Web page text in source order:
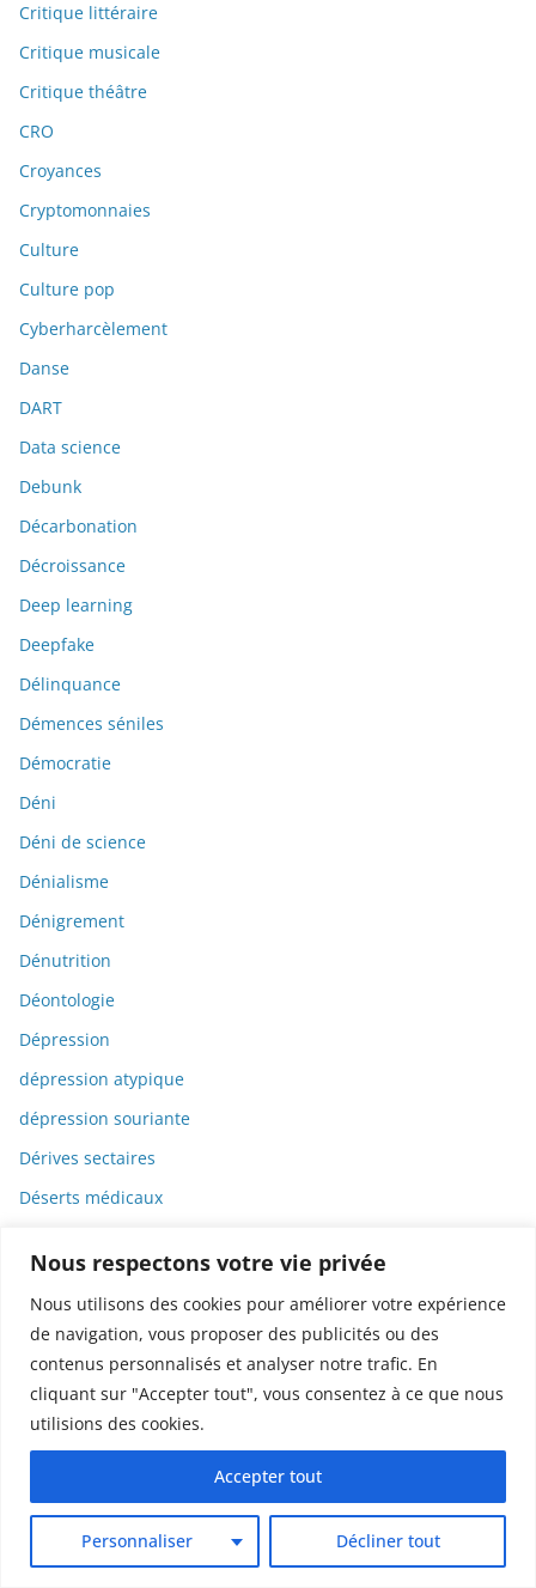
Nous respectons votre vie privée
Nous utilisons des cookies pour améliorer votre expérience
de navigation, vous proposer des publicités ou des
contenus personnalisés et analyser notre trafic. En
cliquant sur "Accepter tout", vous consentez à ce que nous
utilisions des cookies.
Personnaliser Décliner tout
Accepter tout
Critique littéraire
Critique musicale
Critique théâtre
CRO
Croyances
Cryptomonnaies
Culture
Culture pop
Cyberharcèlement
Danse
DART
Data science
Debunk
Décarbonation
Décroissance
Deep learning
Deepfake
Délinquance
Démences séniles
Démocratie
Déni
Déni de science
Dénialisme
Dénigrement
Dénutrition
Déontologie
Dépression
dépression atypique
dépression souriante
Dérives sectaires
Déserts médicaux
Dessin
Dessins animés
Déterminisme
Detox
Dette
Deux-roues
DGCCRF